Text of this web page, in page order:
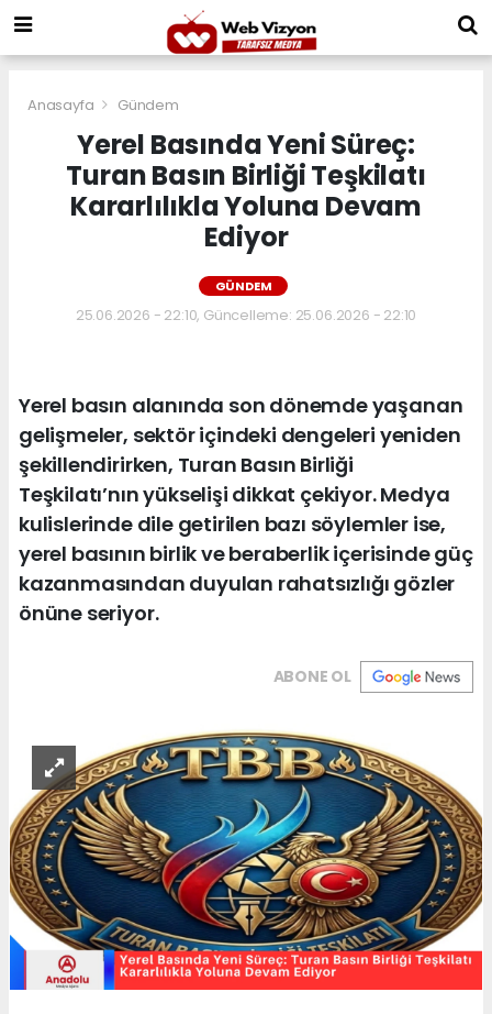
Anasayfa Gündem
Yerel Basında Yeni Süreç:
Turan Basın Birliği Teşkilatı
Kararlılıkla Yoluna Devam
Ediyor
GÜNDEM
25.06.2026 - 22:10, Güncelleme: 25.06.2026 - 22:10
Yerel basın alanında son dönemde yaşanan
gelişmeler, sektör içindeki dengeleri yeniden
şekillendirirken, Turan Basın Birliği
Teşkilatı’nın yükselişi dikkat çekiyor. Medya
kulislerinde dile getirilen bazı söylemler ise,
yerel basının birlik ve beraberlik içerisinde güç
kazanmasından duyulan rahatsızlığı gözler
önüne seriyor.
ABONE OL